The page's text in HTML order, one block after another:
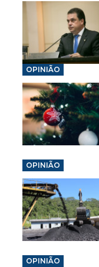
OPINIÃO
OPINIÃO
OPINIÃO